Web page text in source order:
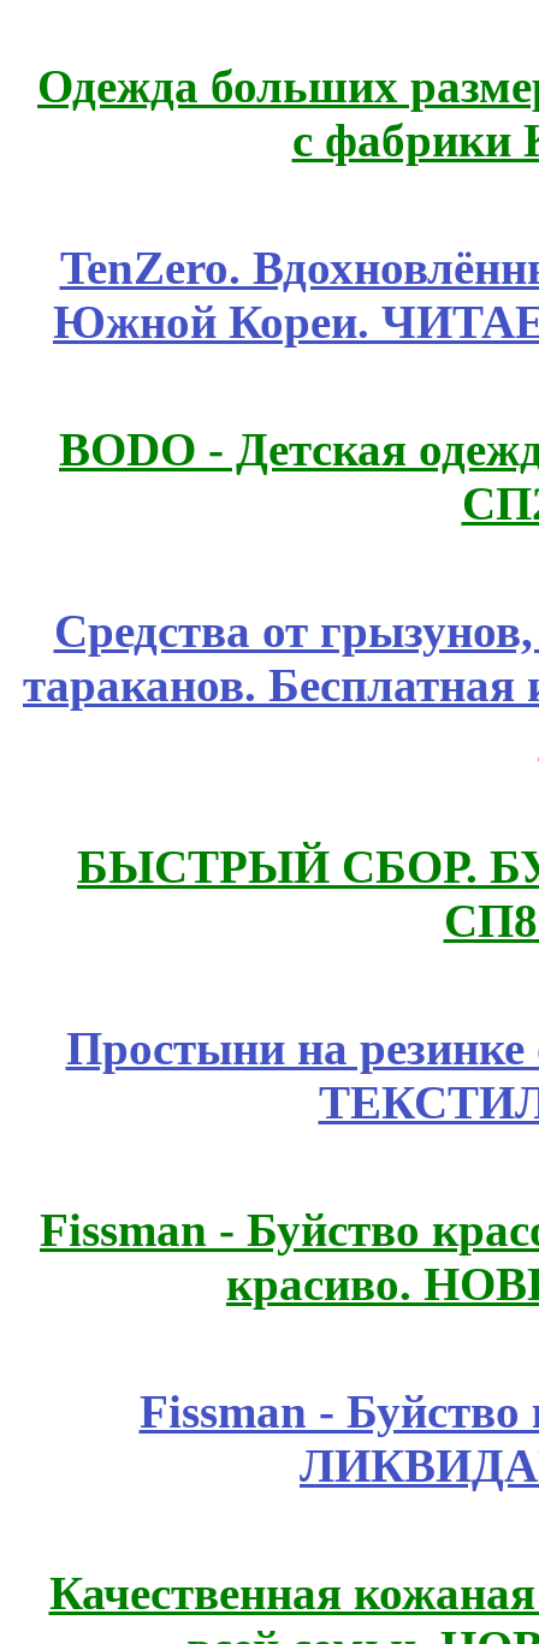
Одежда больших
с фабрики
TenZero.
Южной Кореи.
BODO - Детская
Средства от
тараканов.
БЫСТРЫЙ СБОР.
Простыни на
Fissmаn - Буйство
красиво.
Fissmаn -
Качественная